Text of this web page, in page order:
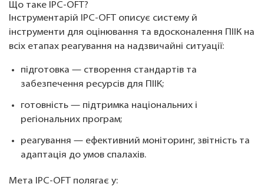
Що таке IPC-OFT?
Інструментарій IPC-OFT описує систему й
інструменти для оцінювання та вдосконалення ПІІК на
всіх етапах реагування на надзвичайні ситуації:
підготовка — створення стандартів та
забезпечення ресурсів для ПІІК;
готовність — підтримка національних і
регіональних програм;
реагування — ефективний моніторинг, звітність та
адаптація до умов спалахів.
Мета IPC-OFT полягає у: